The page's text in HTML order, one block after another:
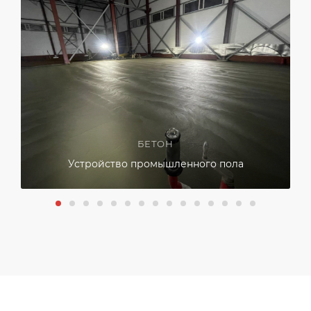
БЕТОН
Устройство промышленного пола